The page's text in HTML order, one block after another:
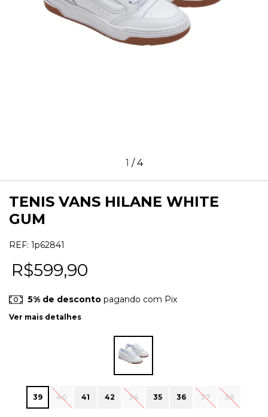
1 /4
TENIS VANS HILANE WHITE
GUM
REF: 1p62841
R$599,90
5% de desconto pagando com Pix
Ver mais detalhes
39 40 41 42 34 35 36 37 38